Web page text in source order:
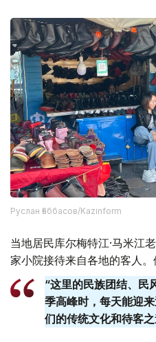
Руслан Ғаббасов/Kazinform
当地居民库尔梅特江·马米江
家小院接待来自各地的客人。
“这里的民族团结、民
季高峰时，每天能迎
们的传统文化和待客